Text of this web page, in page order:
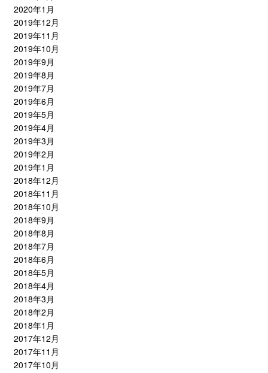
2020年1月
2019年12月
2019年11月
2019年10月
2019年9月
2019年8月
2019年7月
2019年6月
2019年5月
2019年4月
2019年3月
2019年2月
2019年1月
2018年12月
2018年11月
2018年10月
2018年9月
2018年8月
2018年7月
2018年6月
2018年5月
2018年4月
2018年3月
2018年2月
2018年1月
2017年12月
2017年11月
2017年10月